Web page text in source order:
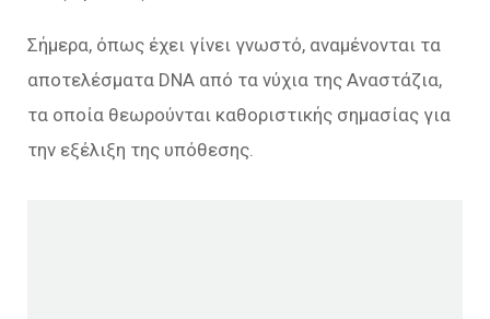
Σήμερα, όπως έχει γίνει γνωστό, αναμένονται τα
αποτελέσματα DNA από τα νύχια της Αναστάζια,
τα οποία θεωρούνται καθοριστικής σημασίας για
την εξέλιξη της υπόθεσης.